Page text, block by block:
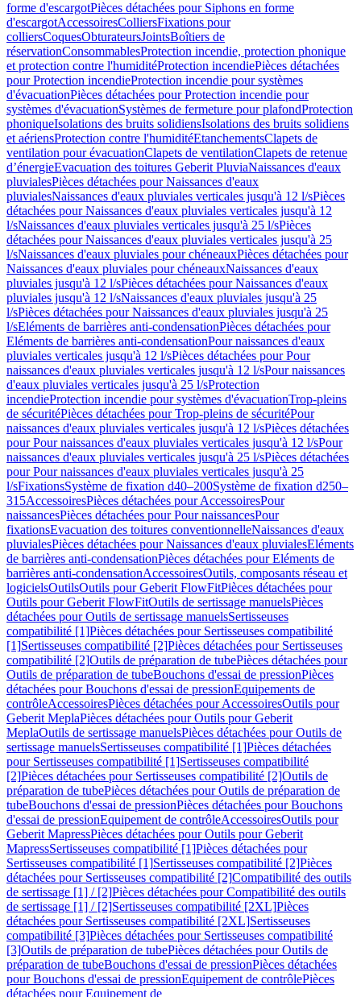
forme d'escargotPièces détachées pour Siphons en forme
d'escargotAccessoiresColliersFixations pour
colliersCoquesObturateursJointsBoîtiers de
réservationConsommablesProtection incendie, protection phonique
et protection contre l'humiditéProtection incendiePièces détachées
pour Protection incendieProtection incendie pour systèmes
d'évacuationPièces détachées pour Protection incendie pour
systèmes d'évacuationSystèmes de fermeture pour plafondProtection
phoniqueIsolations des bruits solidiensIsolations des bruits solidiens
et aériensProtection contre l'humiditéEtanchementsClapets de
ventilation pour évacuationClapets de ventilationClapets de retenue
d’énergieEvacuation des toitures Geberit PluviaNaissances d'eaux
pluvialesPièces détachées pour Naissances d'eaux
pluvialesNaissances d'eaux pluviales verticales jusqu'à 12 l/sPièces
détachées pour Naissances d'eaux pluviales verticales jusqu'à 12
l/sNaissances d'eaux pluviales verticales jusqu'à 25 l/sPièces
détachées pour Naissances d'eaux pluviales verticales jusqu'à 25
l/sNaissances d'eaux pluviales pour chéneauxPièces détachées pour
Naissances d'eaux pluviales pour chéneauxNaissances d'eaux
pluviales jusqu'à 12 l/sPièces détachées pour Naissances d'eaux
pluviales jusqu'à 12 l/sNaissances d'eaux pluviales jusqu'à 25
l/sPièces détachées pour Naissances d'eaux pluviales jusqu'à 25
l/sEléments de barrières anti-condensationPièces détachées pour
Eléments de barrières anti-condensationPour naissances d'eaux
pluviales verticales jusqu'à 12 l/sPièces détachées pour Pour
naissances d'eaux pluviales verticales jusqu'à 12 l/sPour naissances
d'eaux pluviales verticales jusqu'à 25 l/sProtection
incendieProtection incendie pour systèmes d'évacuationTrop-pleins
de sécuritéPièces détachées pour Trop-pleins de sécuritéPour
naissances d'eaux pluviales verticales jusqu'à 12 l/sPièces détachées
pour Pour naissances d'eaux pluviales verticales jusqu'à 12 l/sPour
naissances d'eaux pluviales verticales jusqu'à 25 l/sPièces détachées
pour Pour naissances d'eaux pluviales verticales jusqu'à 25
l/sFixationsSystème de fixation d40–200Système de fixation d250–
315AccessoiresPièces détachées pour AccessoiresPour
naissancesPièces détachées pour Pour naissancesPour
fixationsEvacuation des toitures conventionnelleNaissances d'eaux
pluvialesPièces détachées pour Naissances d'eaux pluvialesEléments
de barrières anti-condensationPièces détachées pour Eléments de
barrières anti-condensationAccessoiresOutils, composants réseau et
logicielsOutilsOutils pour Geberit FlowFitPièces détachées pour
Outils pour Geberit FlowFitOutils de sertissage manuelsPièces
détachées pour Outils de sertissage manuelsSertisseuses
compatibilité [1]Pièces détachées pour Sertisseuses compatibilité
[1]Sertisseuses compatibilité [2]Pièces détachées pour Sertisseuses
compatibilité [2]Outils de préparation de tubePièces détachées pour
Outils de préparation de tubeBouchons d'essai de pressionPièces
détachées pour Bouchons d'essai de pressionEquipements de
contrôleAccessoiresPièces détachées pour AccessoiresOutils pour
Geberit MeplaPièces détachées pour Outils pour Geberit
MeplaOutils de sertissage manuelsPièces détachées pour Outils de
sertissage manuelsSertisseuses compatibilité [1]Pièces détachées
pour Sertisseuses compatibilité [1]Sertisseuses compatibilité
[2]Pièces détachées pour Sertisseuses compatibilité [2]Outils de
préparation de tubePièces détachées pour Outils de préparation de
tubeBouchons d'essai de pressionPièces détachées pour Bouchons
d'essai de pressionEquipement de contrôleAccessoiresOutils pour
Geberit MapressPièces détachées pour Outils pour Geberit
MapressSertisseuses compatibilité [1]Pièces détachées pour
Sertisseuses compatibilité [1]Sertisseuses compatibilité [2]Pièces
détachées pour Sertisseuses compatibilité [2]Compatibilité des outils
de sertissage [1] / [2]Pièces détachées pour Compatibilité des outils
de sertissage [1] / [2]Sertisseuses compatibilité [2XL]Pièces
détachées pour Sertisseuses compatibilité [2XL]Sertisseuses
compatibilité [3]Pièces détachées pour Sertisseuses compatibilité
[3]Outils de préparation de tubePièces détachées pour Outils de
préparation de tubeBouchons d'essai de pressionPièces détachées
pour Bouchons d'essai de pressionEquipement de contrôlePièces
détachées pour Equipement de